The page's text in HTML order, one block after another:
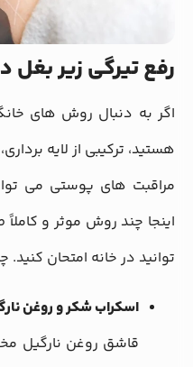
رفع تیرگی زیر بغل
اگر به دنبال روش های
هستید، ترکیبی از لایه
مراقبت های پوستی می
اینجا چند روش موثر و
توانید در خانه امتحان
اسکراب شکر و روغن
قاشق روغن نارگیل